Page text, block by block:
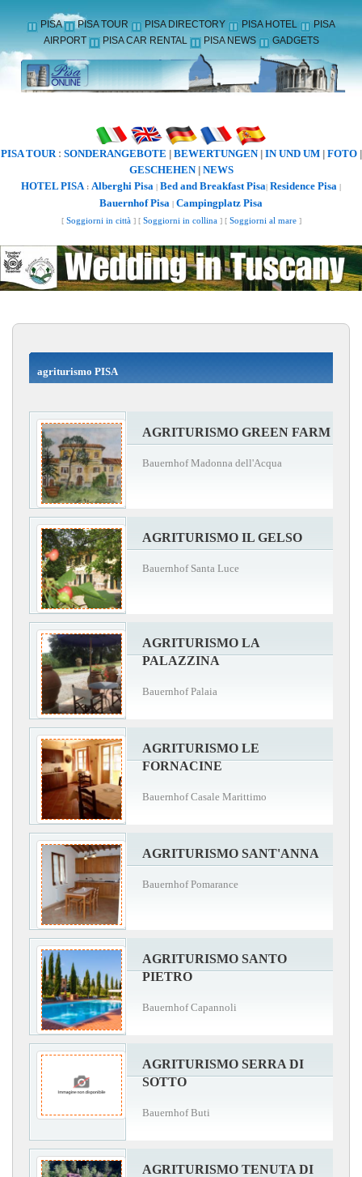
PISA PISA TOUR PISA DIRECTORY PISA HOTEL
PISA
AIRPORT
PISA CAR RENTAL PISA NEWS GADGETS
PISA TOUR: SONDERANGEBOTE BEWERTUNGEN| IN UND UM| FOTO|
GESCHEHEN| NEWS
HOTEL PISA: Alberghi Pisa | Bed and Breakfast Pisa| Residence Pisa |
Bauernhof Pisa | Campingplatz Pisa
[ Soggiorni in città] [ Soggiorni in collina] [ Soggiorni al mare]
agriturismo PISA
AGRITURISMO GREEN FARM
Bauernhof Madonna dell'Acqua
AGRITURISMO IL GELSO
Bauernhof Santa Luce
AGRITURISMO LA
PALAZZINA
Bauernhof Palaia
AGRITURISMO LE
FORNACINE
Bauernhof Casale Marittimo
AGRITURISMO SANT'ANNA
Bauernhof Pomarance
AGRITURISMO SANTO
PIETRO
Bauernhof Capannoli
AGRITURISMO SERRA DI
SOTTO
Bauernhof Buti
AGRITURISMO TENUTA DI